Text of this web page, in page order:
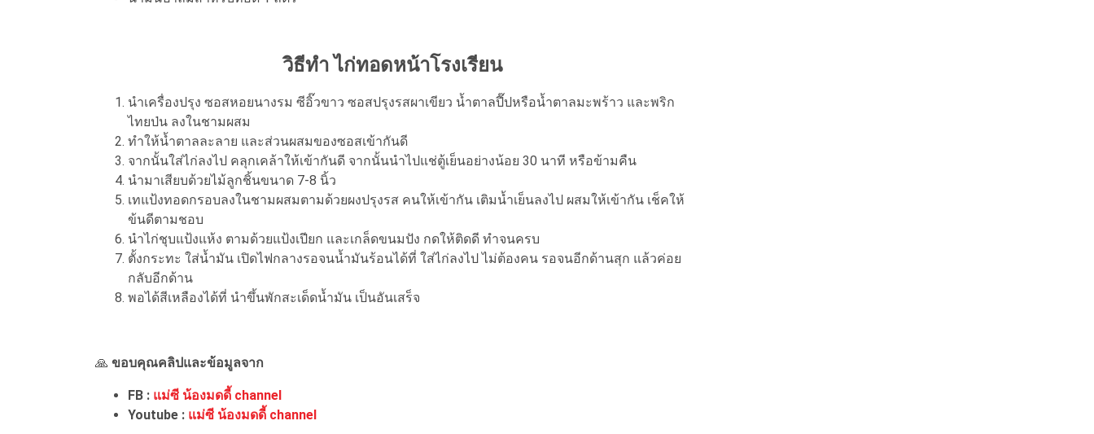
วิธีทำ ไก่ทอดหน้าโรงเรียน
นำเครื่องปรุง ซอสหอยนางรม ซีอิ๊วขาว ซอสปรุงรสผาเขียว น้ำตาลปี๊ปหรือน้ำตาลมะพร้าว และพริก
ไทยป่น ลงในชามผสม
ทำให้น้ำตาลละลาย และส่วนผสมของซอสเข้ากันดี
จากนั้นใส่ไก่ลงไป คลุกเคล้าให้เข้ากันดี จากนั้นนำไปแช่ตู้เย็นอย่างน้อย 30 นาที หรือข้ามคืน
นำมาเสียบด้วยไม้ลูกชิ้นขนาด 7-8 นิ้ว
เทแป้งทอดกรอบลงในชามผสมตามด้วยผงปรุงรส คนให้เข้ากัน เติมน้ำเย็นลงไป ผสมให้เข้ากัน เช็คให้
ข้นดีตามชอบ
นำไก่ชุบแป้งแห้ง ตามด้วยแป้งเปียก และเกล็ดขนมปัง กดให้ติดดี ทำจนครบ
ตั้งกระทะ ใส่น้ำมัน เปิดไฟกลางรอจนน้ำมันร้อนได้ที่ ใส่ไก่ลงไป ไม่ต้องคน รอจนอีกด้านสุก แล้วค่อย
กลับอีกด้าน
พอได้สีเหลืองได้ที่ นำขึ้นพักสะเด็ดน้ำมัน เป็นอันเสร็จ
🙏 ขอบคุณคลิปและข้อมูลจาก
FB : แม่ซี น้องมดดี้ channel
Youtube : แม่ซี น้องมดดี้ channel